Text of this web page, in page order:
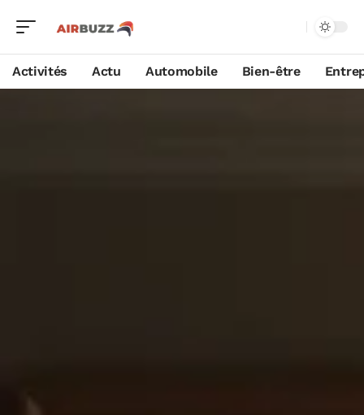
Activités Actu Automobile Bien-être